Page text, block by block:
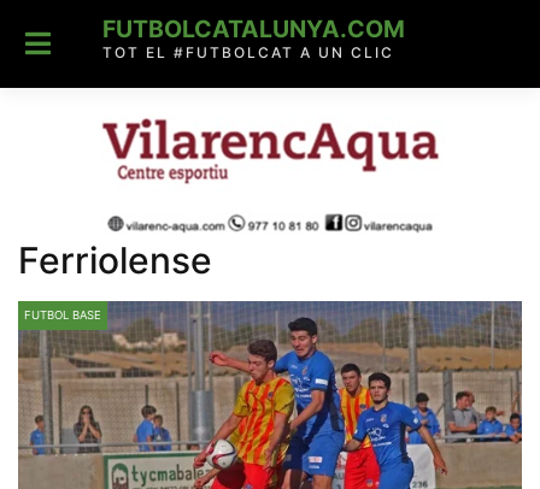
content
FUTBOLCATALUNYA.COM
TOT EL #FUTBOLCAT A UN CLIC
Ferriolense
FUTBOL BASE